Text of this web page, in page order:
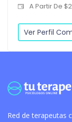
A Partir De
Ver Perfil
Red de terapeutas